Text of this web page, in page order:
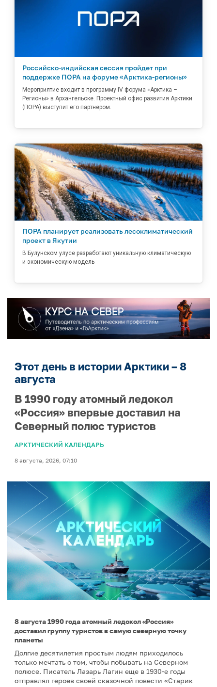
Российско-индийская сессия пройдет при
поддержке ПОРА на форуме «Арктика-регионы»
Мероприятие входит в программу IV форума «Арктика –
Регионы» в Архангельске. Проектный офис развития Арктики
(ПОРА) выступит его партнером.
ПОРА планирует реализовать лесоклиматический
проект в Якутии
В Булунском улусе разработают уникальную климатическую
и экономическую модель
Этот день в истории Арктики – 8
августа
В 1990 году атомный ледокол
«Россия» впервые доставил на
Северный полюс туристов
АРКТИЧЕСКИЙ КАЛЕНДАРЬ
8 августа, 2026, 07:10
8 августа 1990 года атомный ледокол «Россия»
доставил группу туристов в самую северную точку
планеты
Долгие десятилетия простым людям приходилось
только мечтать о том, чтобы побывать на Северном
полюсе. Писатель Лазарь Лагин еще в 1930-е годы
отправлял героев своей сказочной повести «Старик